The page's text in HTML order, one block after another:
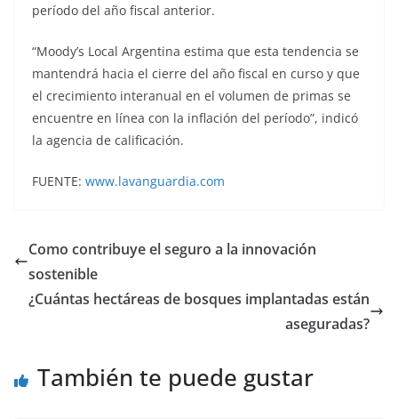
período del año fiscal anterior.
“Moody’s Local Argentina estima que esta tendencia se
mantendrá hacia el cierre del año fiscal en curso y que
el crecimiento interanual en el volumen de primas se
encuentre en línea con la inflación del período”, indicó
la agencia de calificación.
FUENTE: www.lavanguardia.com
Como contribuye el seguro a la innovación
sostenible
¿Cuántas hectáreas de bosques implantadas están
aseguradas?
También te puede gustar